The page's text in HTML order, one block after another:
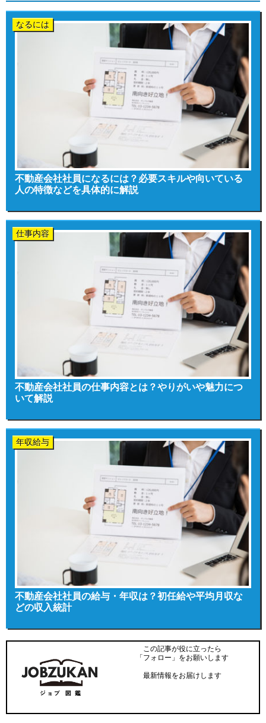
なるには
不動産会社社員になるには？必要スキルや向いている
人の特徴などを具体的に解説
仕事内容
不動産会社社員の仕事内容とは？やりがいや魅力につ
いて解説
年収給与
不動産会社社員の給与・年収は？初任給や平均月収な
どの収入統計
この記事が役に立ったら
「フォロー」をお願いします
最新情報をお届けします